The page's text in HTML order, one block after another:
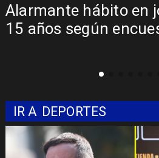
Alarmante hábito en
15 años según
IR A DEPORTES